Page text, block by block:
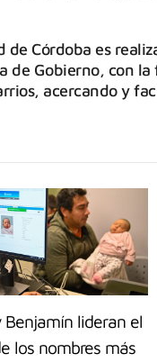
Córdoba es
de Gobierno, con
acercando y
Benjamín lideran el
los nombres más